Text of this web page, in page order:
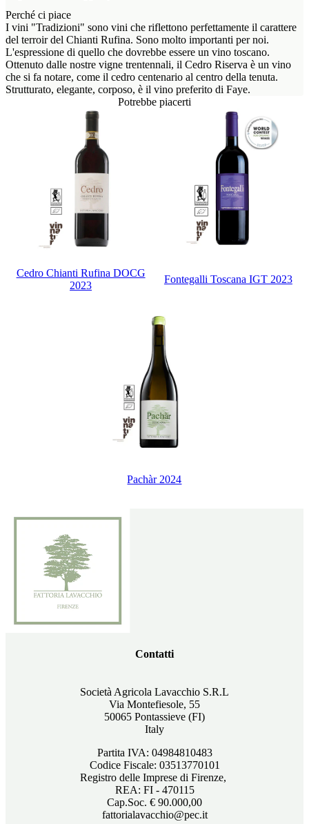
Perché ci piace
I vini "Tradizioni" sono vini che riflettono perfettamente il carattere
del terroir del Chianti Rufina. Sono molto importanti per noi.
L'espressione di quello che dovrebbe essere un vino toscano.
Ottenuto dalle nostre vigne trentennali, il Cedro Riserva è un vino
che si fa notare, come il cedro centenario al centro della tenuta.
Strutturato, elegante, corposo, è il vino preferito di Faye.
Potrebbe piacerti
Cedro Chianti Rufina DOCG
2023
Fontegalli Toscana IGT 2023
Pachàr 2024
Contatti
Società Agricola Lavacchio S.R.L
Via Montefiesole, 55
50065 Pontassieve (FI)
Italy
Partita IVA: 04984810483
Codice Fiscale: 03513770101
Registro delle Imprese di Firenze,
REA: FI - 470115
Cap.Soc. € 90.000,00
fattorialavacchio@pec.it